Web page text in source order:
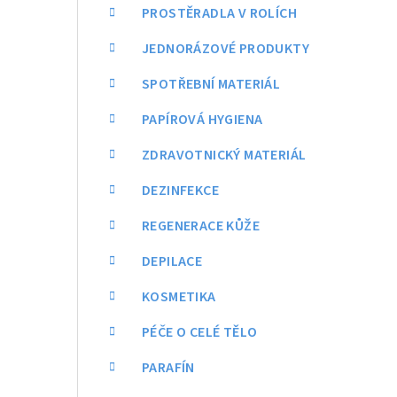
PROSTĚRADLA V ROLÍCH
JEDNORÁZOVÉ PRODUKTY
SPOTŘEBNÍ MATERIÁL
PAPÍROVÁ HYGIENA
ZDRAVOTNICKÝ MATERIÁL
DEZINFEKCE
REGENERACE KŮŽE
DEPILACE
KOSMETIKA
PÉČE O CELÉ TĚLO
PARAFÍN